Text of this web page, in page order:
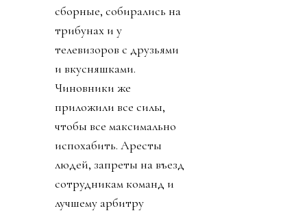
сборные, собирались на
трибунах и у
телевизоров с друзьями
и вкусняшками.
Чиновники же
приложили все силы,
чтобы все максимально
испохабить. Аресты
людей, запреты на въезд
сотрудникам команд и
лучшему арбитру